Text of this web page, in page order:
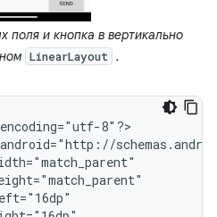
поля и кнопка в вертикально
LinearLayout .
encoding="utf-8"?>